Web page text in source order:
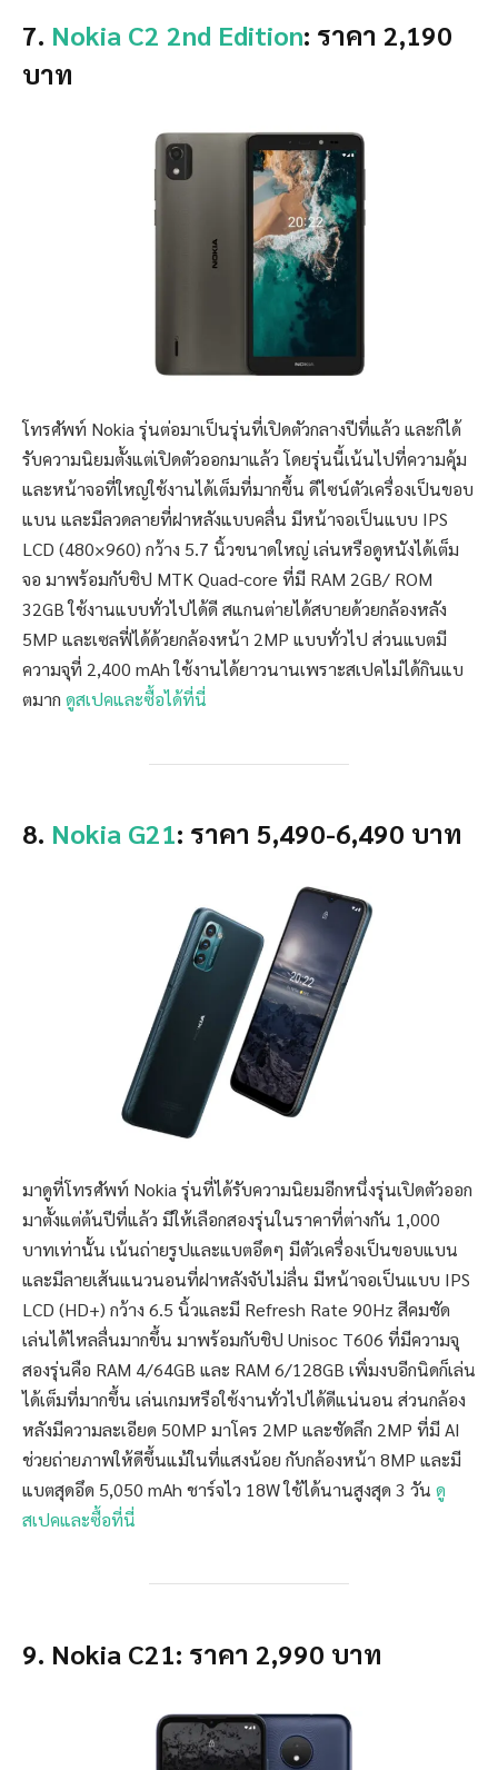
7. Nokia C2 2nd Edition: ราคา 2,190
บาท
โทรศัพท์ Nokia รุ่นต่อมาเป็นรุ่นที่เปิดตัวกลางปีที่แล้ว และก็ได้
รับความนิยมตั้งแต่เปิดตัวออกมาแล้ว โดยรุ่นนี้เน้นไปที่ความคุ้ม
และหน้าจอที่ใหญ่ใช้งานได้เต็มที่มากขึ้น ดีไซน์ตัวเครื่องเป็นขอบ
แบน และมีลวดลายที่ฝาหลังแบบคลื่น มีหน้าจอเป็นแบบ IPS
LCD (480×960) กว้าง 5.7 นิ้วขนาดใหญ่ เล่นหรือดูหนังได้เต็ม
จอ มาพร้อมกับชิป MTK Quad-core ที่มี RAM 2GB/ ROM
32GB ใช้งานแบบทั่วไปได้ดี สแกนต่ายได้สบายด้วยกล้องหลัง
5MP และเซลฟี่ได้ด้วยกล้องหน้า 2MP แบบทั่วไป ส่วนแบตมี
ความจุที่ 2,400 mAh ใช้งานได้ยาวนานเพราะสเปคไม่ได้กินแบ
ตมาก ดูสเปคและซื้อได้ที่นี่
8. Nokia G21: ราคา 5,490-6,490 บาท
มาดูที่โทรศัพท์ Nokia รุ่นที่ได้รับความนิยมอีกหนึ่งรุ่นเปิดตัวออก
มาตั้งแต่ต้นปีที่แล้ว มีให้เลือกสองรุ่นในราคาที่ต่างกัน 1,000
บาทเท่านั้น เน้นถ่ายรูปและแบตอึดๆ มีตัวเครื่องเป็นขอบแบน
และมีลายเส้นแนวนอนที่ฝาหลังจับไม่ลื่น มีหน้าจอเป็นแบบ IPS
LCD (HD+) กว้าง 6.5 นิ้วและมี Refresh Rate 90Hz สีคมชัด
เล่นได้ไหลลื่นมากขึ้น มาพร้อมกับชิป Unisoc T606 ที่มีความจุ
สองรุ่นคือ RAM 4/64GB และ RAM 6/128GB เพิ่มงบอีกนิดก็เล่น
ได้เต็มที่มากขึ้น เล่นเกมหรือใช้งานทั่วไปได้ดีแน่นอน ส่วนกล้อง
หลังมีความละเอียด 50MP มาโคร 2MP และชัดลึก 2MP ที่มี AI
ช่วยถ่ายภาพให้ดีขึ้นแม้ในที่แสงน้อย กับกล้องหน้า 8MP และมี
แบตสุดอึด 5,050 mAh ชาร์จไว 18W ใช้ได้นานสูงสุด 3 วัน ดู
สเปคและซื้อที่นี่
9. Nokia C21: ราคา 2,990 บาท